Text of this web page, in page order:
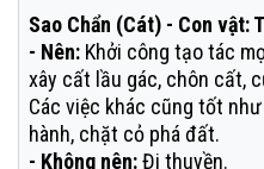
Sao Chẩn (Cát) - Con vật:
- Nên: Khởi công tạo tác
xây cất lầu gác, chôn cất,
Các việc khác cũng tốt
hành, chặt cỏ phá đất.
- Không nên:Đi thuyền.